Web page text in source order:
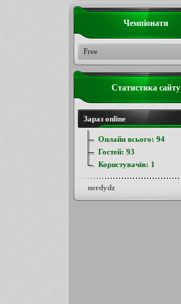
Чемпіонати
Free
Статистика сайту
Зараз online
Онлайн всього: 94
Гостей: 93
Користувачів: 1
nerdydz